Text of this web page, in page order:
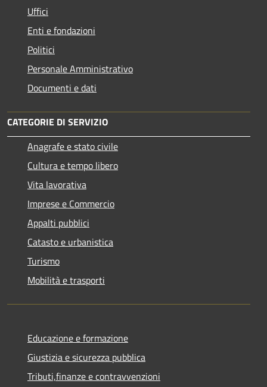
Uffici
Enti e fondazioni
Politici
Personale Amministrativo
Documenti e dati
CATEGORIE DI SERVIZIO
Anagrafe e stato civile
Cultura e tempo libero
Vita lavorativa
Imprese e Commercio
Appalti pubblici
Catasto e urbanistica
Turismo
Mobilità e trasporti
Educazione e formazione
Giustizia e sicurezza pubblica
Tributi,finanze e contravvenzioni